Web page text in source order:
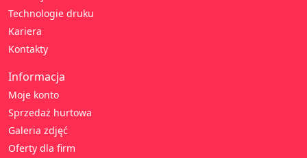
Technologie druku
Kariera
Kontakty
Informacja
Moje konto
Sprzedaż hurtowa
Galeria zdjęć
Oferty dla firm